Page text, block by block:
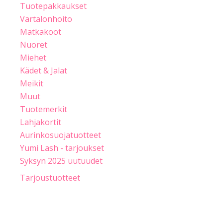
Tuotepakkaukset
Vartalonhoito
Matkakoot
Nuoret
Miehet
Kädet & Jalat
Meikit
Muut
Tuotemerkit
Lahjakortit
Aurinkosuojatuotteet
Yumi Lash - tarjoukset
Syksyn 2025 uutuudet
Tarjoustuotteet